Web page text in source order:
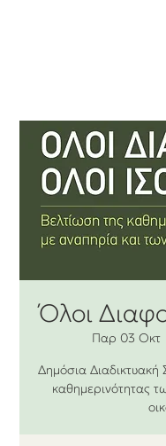
Όλοι
Παρ 03 Οκτ
Δημόσια Διαδικτυακή
καθημερινότητας